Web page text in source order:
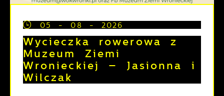
05 - 08 - 2026
Wycieczka rowerowa z
Muzeum Ziemi
Wronieckiej – Jasionna i
Wilczak